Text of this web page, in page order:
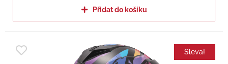
Přidat do košíku
Sleva!